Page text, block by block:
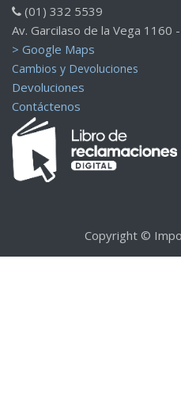
(01) 332 5539
Av. Garcilaso de la Vega 1160
> Google Maps
Cambios y Devoluciones
Devoluciones
Contáctenos
Copyright ©